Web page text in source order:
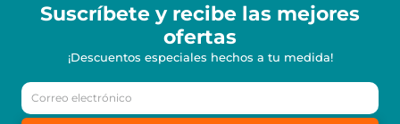
Suscríbete y recibe las mejores
ofertas
¡Descuentos especiales hechos a tu medida!